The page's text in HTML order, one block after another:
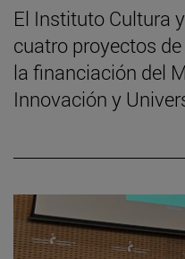
El Instituto Cultura
cuatro proyectos
la financiación del
Innovación y